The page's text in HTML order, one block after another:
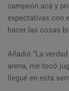
campeón acá y
expectativas con
hacer las cosas
Añadió “La
arena, me tocó
llegué en esta